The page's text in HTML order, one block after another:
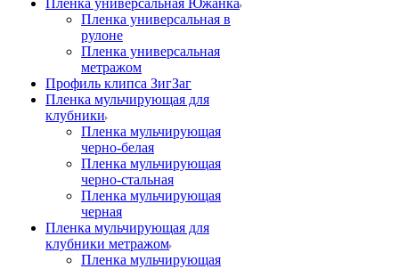
Пленка универсальная Южанка
Пленка универсальная в
рулоне
Пленка универсальная
метражом
Профиль клипса ЗигЗаг
Пленка мульчирующая для
клубники
Пленка мульчирующая
черно-белая
Пленка мульчирующая
черно-стальная
Пленка мульчирующая
черная
Пленка мульчирующая для
клубники метражом
Пленка мульчирующая